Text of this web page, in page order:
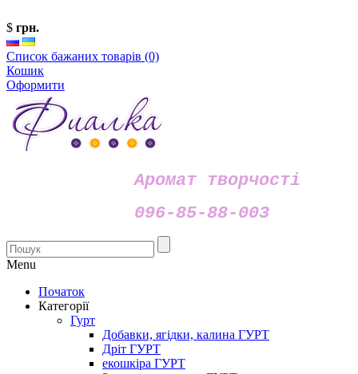
$ грн.
Список бажаних товарів (0)
Кошик
Оформити
Аромат творчості
096-85-88-003
Menu
Початок
Категорії
Гурт
Добавки, ягідки, калина ГУРТ
Дріт ГУРТ
екошкіра ГУРТ